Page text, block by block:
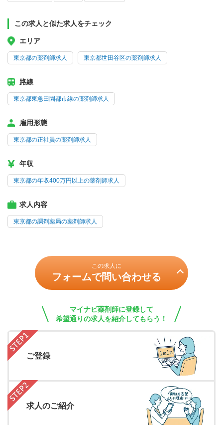
この求人と似た求人をチェック
エリア
東京都の薬剤師求人 東京都世田谷区の薬剤師求人
路線
東京都東急田園都市線の薬剤師求人
雇用形態
東京都の正社員の薬剤師求人
年収
東京都の年収400万円以上の薬剤師求人
求人内容
東京都の調剤薬局の薬剤師求人
この求人に
フォームで問い合わせる
マイナビ薬剤師に登録して
希望通りの求人を紹介してもらう！
ご登録
求人のご紹介